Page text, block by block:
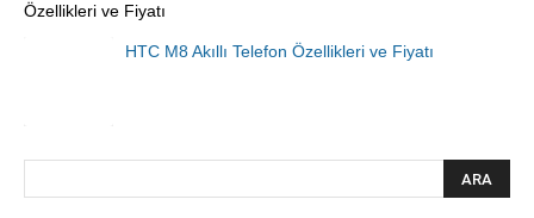
Özellikleri ve Fiyatı
HTC M8 Akıllı Telefon Özellikleri ve Fiyatı